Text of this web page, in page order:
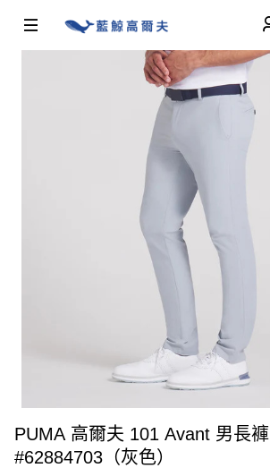
PUMA 高爾夫 101 Avant 男長褲
#62884703（灰色）